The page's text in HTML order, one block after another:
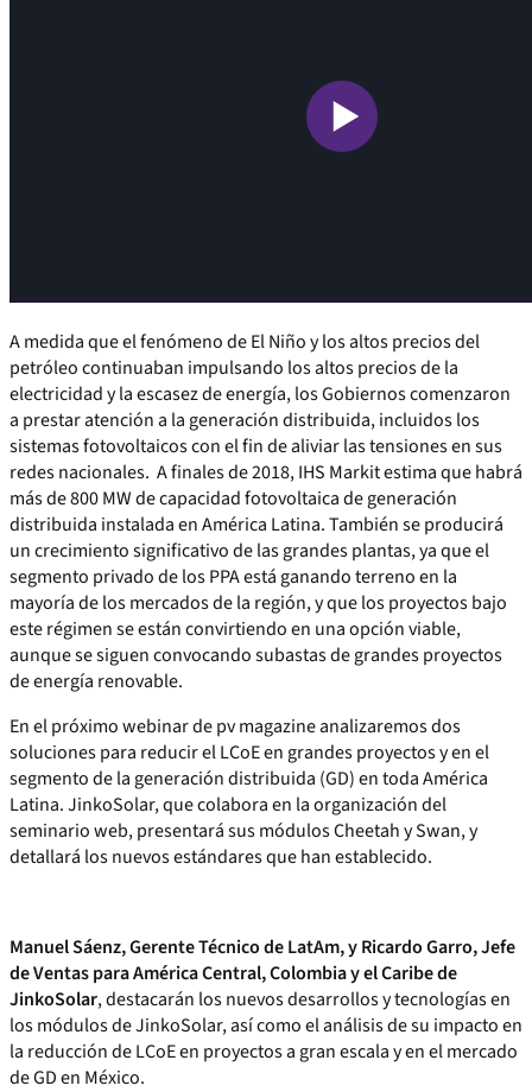
A medida que el fenómeno de El Niño y los altos precios del
petróleo continuaban impulsando los altos precios de la
electricidad y la escasez de energía, los Gobiernos comenzaron
a prestar atención a la generación distribuida, incluidos los
sistemas fotovoltaicos con el fin de aliviar las tensiones en sus
redes nacionales. A finales de 2018, IHS Markit estima que habrá
más de 800 MW de capacidad fotovoltaica de generación
distribuida instalada en América Latina. También se producirá
un crecimiento significativo de las grandes plantas, ya que el
segmento privado de los PPA está ganando terreno en la
mayoría de los mercados de la región, y que los proyectos bajo
este régimen se están convirtiendo en una opción viable,
aunque se siguen convocando subastas de grandes proyectos
de energía renovable.
En el próximo webinar de pv magazine analizaremos dos
soluciones para reducir el LCoE en grandes proyectos y en el
segmento de la generación distribuida (GD) en toda América
Latina. JinkoSolar, que colabora en la organización del
seminario web, presentará sus módulos Cheetah y Swan, y
detallará los nuevos estándares que han establecido.
Manuel Sáenz, Gerente Técnico de LatAm, y Ricardo Garro, Jefe
de Ventas para América Central, Colombia y el Caribe de
JinkoSolar, destacarán los nuevos desarrollos y tecnologías en
los módulos de JinkoSolar, así como el análisis de su impacto en
la reducción de LCoE en proyectos a gran escala y en el mercado
de GD en México.